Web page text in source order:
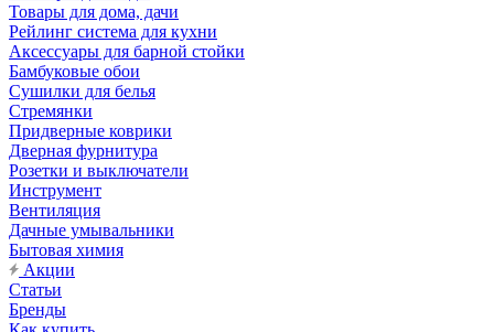
Товары для дома, дачи
Рейлинг система для кухни
Аксессуары для барной стойки
Бамбуковые обои
Сушилки для белья
Стремянки
Придверные коврики
Дверная фурнитура
Розетки и выключатели
Инструмент
Вентиляция
Дачные умывальники
Бытовая химия
Акции
Статьи
Бренды